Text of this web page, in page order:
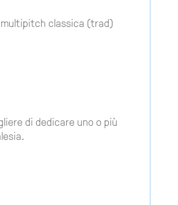
classica (trad)
di dedicare uno o più